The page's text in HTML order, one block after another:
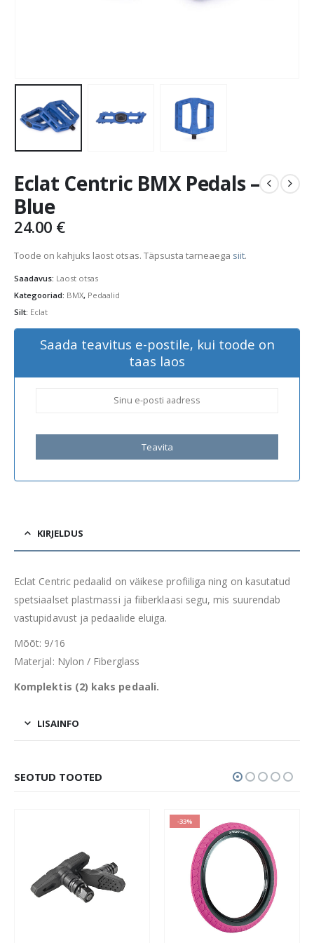
Eclat Centric BMX Pedals –
Blue
24.00 €
Toode on kahjuks laost otsas. Täpsusta tarneaega siit.
Saadavus: Laost otsas
Kategooriad: BMX, Pedaalid
Silt: Eclat
Saada teavitus e-postile, kui toode on
taas laos
Teavita
KIRJELDUS
Eclat Centric pedaalid on väikese profiiliga ning on kasutatud
spetsiaalset plastmassi ja fiiberklaasi segu, mis suurendab
vastupidavust ja pedaalide eluiga.
Mõõt: 9/16
Materjal: Nylon / Fiberglass
Komplektis (2) kaks pedaali.
LISAINFO
SEOTUD TOOTED
-33%